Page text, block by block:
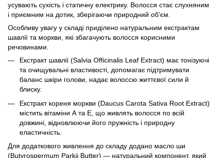
усувають сухість і статичну електрику. Волосся стає слухняним
і приємним на дотик, зберігаючи природний об’єм.
Особливу увагу у складі приділено натуральним екстрактам
шавлії та моркви, які збагачують волосся корисними
речовинами.
Екстракт шавлії (Salvia Officinalis Leaf Extract) має тонізуючі
та очищувальні властивості, допомагає підтримувати
баланс шкіри голови, надає волоссю життєвої сили й
блиску.
Екстракт кореня моркви (Daucus Carota Sativa Root Extract)
містить вітаміни А та Е, що живлять волосся по всій
довжині, відновлюючи його пружність і природну
еластичність.
Для додаткового живлення до складу додано масло ши
(Butyrospermum Parkii Butter) — натуральний компонент, який